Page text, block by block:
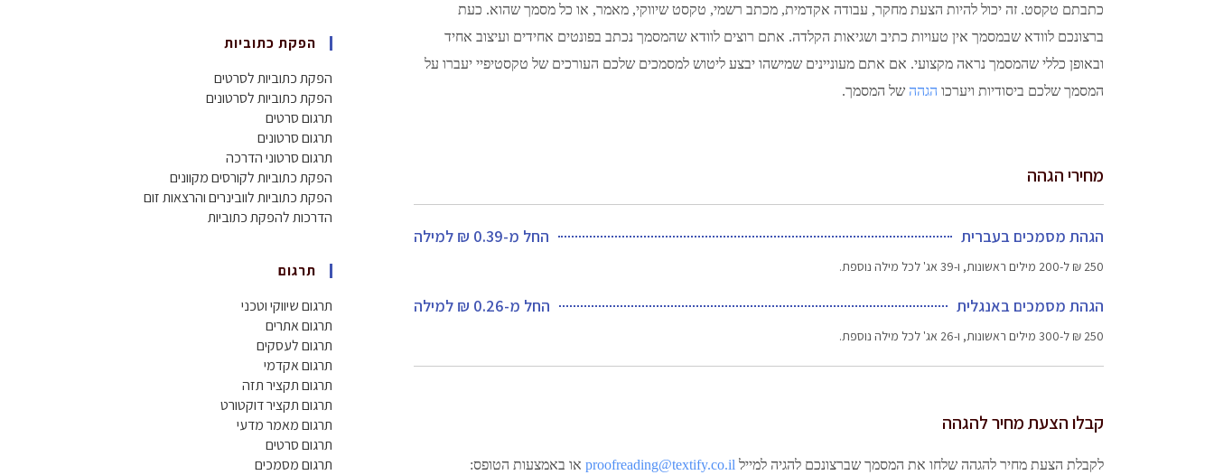
כתבתם טקסט. זה יכול להיות הצעת מחקר, עבודה אקדמית, מכתב רשמי, טקסט שיווקי, מאמר, או כל מסמך שהוא. כעת
ברצונכם לוודא שבמסמך אין טעויות כתיב ושגיאות הקלדה. אתם רוצים לוודא שהמסמך נכתב בפונטים אחידים ועיצוב אחיד
ובאופן כללי שהמסמך נראה מקצועי. אם אתם מעוניינים שמישהו יבצע ליטוש למסמכים שלכם העורכים של טקסטיפיי יעברו על
המסמך שלכם ביסודיות ויערכו הגהה של המסמך.
מחירי הגהה
הגהת מסמכים בעברית החל מ-0.39 ₪ למילה
250 ₪ ל-200 מילים ראשונות, ו-39 אג' לכל מילה נוספת.
הגהת מסמכים באנגלית החל מ-0.26 ₪ למילה
250 ₪ ל-300 מילים ראשונות, ו-26 אג' לכל מילה נוספת.
קבלו הצעת מחיר להגהה
לקבלת הצעת מחיר להגהה שלחו את המסמך שברצונכם להגיה למייל proofreading@textify.co.il או באמצעות הטופס:
הפקת כתוביות
הפקת כתוביות לסרטים
הפקת כתוביות לסרטונים
תרגום סרטים
תרגום סרטונים
תרגום סרטוני הדרכה
הפקת כתוביות לקורסים מקוונים
הפקת כתוביות לוובינרים והרצאות זום
הדרכות להפקת כתוביות
תרגום
תרגום שיווקי וטכני
תרגום אתרים
תרגום לעסקים
תרגום אקדמי
תרגום תקציר תזה
תרגום תקציר דוקטורט
תרגום מאמר מדעי
תרגום סרטים
תרגום מסמכים